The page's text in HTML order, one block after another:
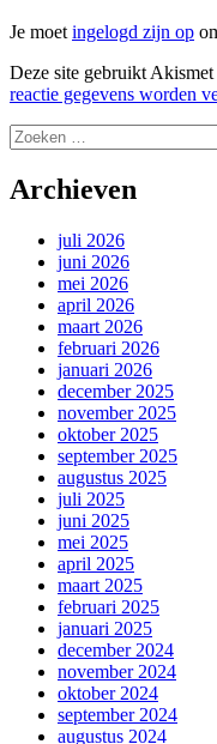
Je moet ingelogd zijn op
Deze site gebruikt
reactie gegevens worden
Zoeken
naar:
Archieven
juli 2026
juni 2026
mei 2026
april 2026
maart 2026
februari 2026
januari 2026
december 2025
november 2025
oktober 2025
september 2025
augustus 2025
juli 2025
juni 2025
mei 2025
april 2025
maart 2025
februari 2025
januari 2025
december 2024
november 2024
oktober 2024
september 2024
augustus 2024